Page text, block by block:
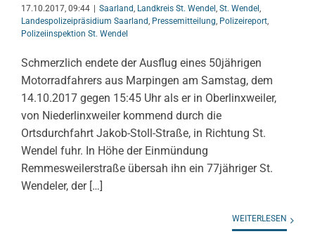
17.10.2017, 09:44 Saarland, Landkreis St. Wendel , St. Wendel ,
Landespolizeipräsidium Saarland, Pressemitteilung, Polizeireport,
Polizeiinspektion St. Wendel
Schmerzlich endete der Ausflug eines 50jährigen
Motorradfahrers aus Marpingen am Samstag, dem
14.10.2017 gegen 15:45 Uhr als er in Oberlinxweiler,
von Niederlinxweiler kommend durch die
Ortsdurchfahrt Jakob-Stoll-Straße, in Richtung St.
Wendel fuhr. In Höhe der Einmündung
Remmesweilerstraße übersah ihn ein 77jähriger St.
Wendeler, der […]
WEITERLESEN